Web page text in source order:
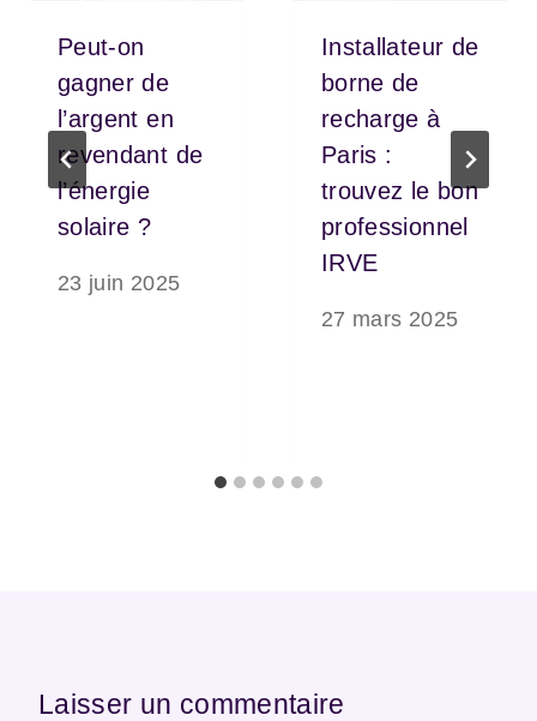
Peut-on
gagner de
l’argent en
revendant de
l’énergie
solaire ?
23 juin 2025
Installateur de
borne de
recharge à
Paris :
trouvez le bon
professionnel
IRVE
27 mars 2025
Laisser un commentaire